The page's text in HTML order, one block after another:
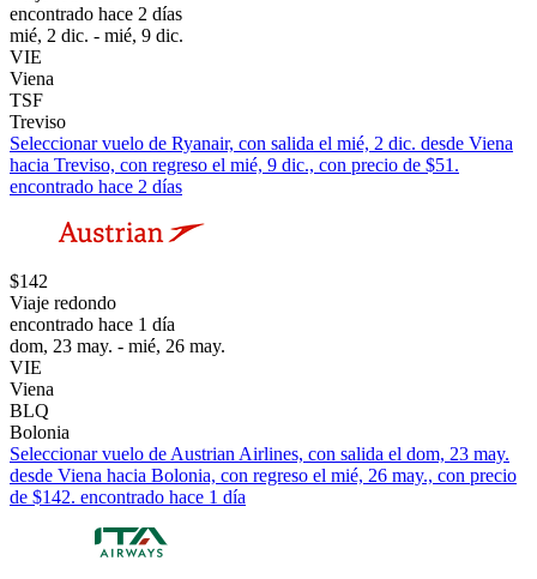
encontrado hace 2 días
mié, 2 dic. - mié, 9 dic.
VIE
Viena
TSF
Treviso
Seleccionar vuelo de Ryanair, con salida el mié, 2 dic. desde Viena
hacia Treviso, con regreso el mié, 9 dic., con precio de $51.
encontrado hace 2 días
$142
Viaje redondo
encontrado hace 1 día
dom, 23 may. - mié, 26 may.
VIE
Viena
BLQ
Bolonia
Seleccionar vuelo de Austrian Airlines, con salida el dom, 23 may.
desde Viena hacia Bolonia, con regreso el mié, 26 may., con precio
de $142. encontrado hace 1 día